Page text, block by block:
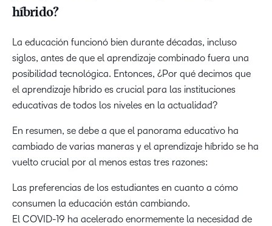
híbrido?
La educación funcionó bien durante décadas, incluso
siglos, antes de que el aprendizaje combinado fuera una
posibilidad tecnológica. Entonces, ¿Por qué decimos que
el aprendizaje híbrido es crucial para las instituciones
educativas de todos los niveles en la actualidad?
En resumen, se debe a que el panorama educativo ha
cambiado de varias maneras y el aprendizaje híbrido se ha
vuelto crucial por al menos estas tres razones:
Las preferencias de los estudiantes en cuanto a cómo
consumen la educación están cambiando.
El COVID-19 ha acelerado enormemente la necesidad de